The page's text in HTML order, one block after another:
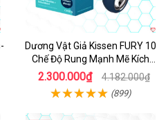
Dương Vật Giả Kissen FURY 10
Chế Độ Rung Mạnh Mẽ Kích
Thích
2.300.000₫ 4.182.000₫
(899)